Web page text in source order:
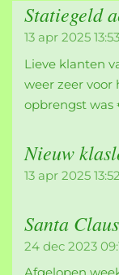
Statiegeld
13 apr 2025 13:53
Lieve klanten
weer zeer voor
opbrengst was
Nieuw
13 apr 2025 13:52
Santa
24 dec 2023